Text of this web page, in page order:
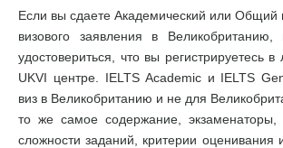
Если вы сдаете Академический или Общий
визового заявления в
удостовериться, что вы регистрируетесь
UKVI центре. IELTS Academic и IELTS
виз в Великобританию и не для
то же самое содержание, экзаменаторы,
сложности заданий, критерии оценивания